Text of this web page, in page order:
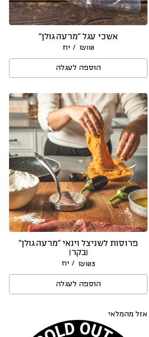
אשכי עגל “מרעה גולן”
₪110 / יח
הוספה לעגלה
פרוסות לשניצל וינאי ״מרעה גולן״
(בקר)
₪103 / יח
הוספה לעגלה
אזל מהמלאי